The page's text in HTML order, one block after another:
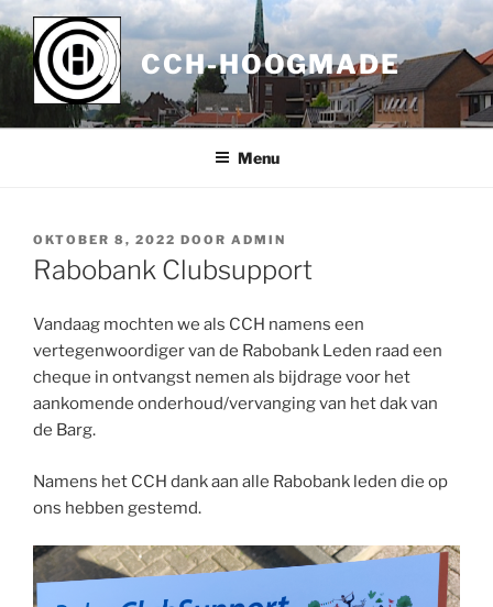
naar
de
inhoud
CCH-HOOGMADE
Menu
GEPLAATST
OP
OKTOBER 8, 2022 DOOR ADMIN
Rabobank Clubsupport
Vandaag mochten we als CCH namens een
vertegenwoordiger van de Rabobank Leden raad een
cheque in ontvangst nemen als bijdrage voor het
aankomende onderhoud/vervanging van het dak van
de Barg.
Namens het CCH dank aan alle Rabobank leden die op
ons hebben gestemd.